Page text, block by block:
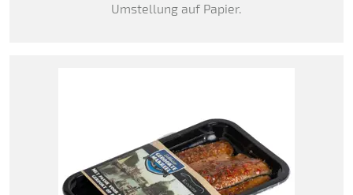
Umstellung auf Papier.